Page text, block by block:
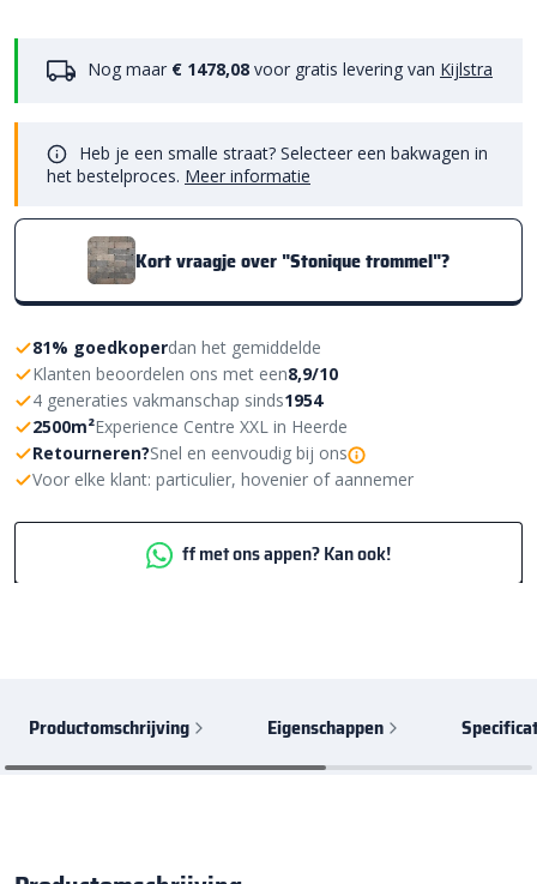
Nog maar € 1478,08 voor gratis levering van Kijlstra
Heb je een smalle straat? Selecteer een bakwagen in
het bestelproces. Meer informatie
Kort vraagje over "Stonique trommel"?
81% goedkoperdan het gemiddelde
Klanten beoordelen ons met een8,9/10
4 generaties vakmanschap sinds1954
2500m²Experience Centre XXL in Heerde
Retourneren?Snel en eenvoudig bij ons
Voor elke klant: particulier, hovenier of aannemer
ff met ons appen? Kan ook!
Productomschrijving Eigenschappen